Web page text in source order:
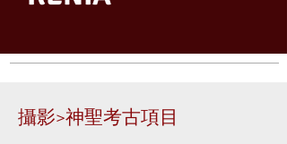
攝影>神聖考古項目